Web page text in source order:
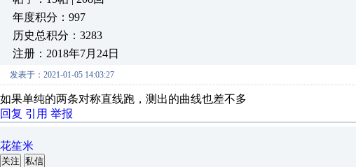
年度积分：997
历史总积分：3283
注册：2018年7月24日
发表于：2021-01-05 14:03:27
如果单纯的两条对称直线跑，测出的曲线也差不多
回复 引用 举报
花笙米
关注 私信